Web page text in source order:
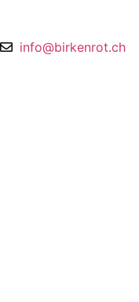
info@birkenrot.ch